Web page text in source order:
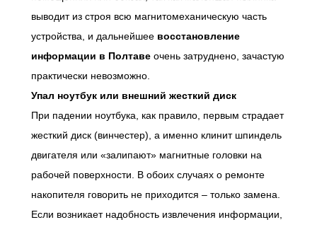
выводит из строя всю магнитомеханическую часть
устройства, и дальнейшее восстановление
информации в Полтаве очень затруднено, зачастую
практически невозможно.
Упал ноутбук или внешний жесткий диск
При падении ноутбука, как правило, первым страдает
жесткий диск (винчестер), а именно клинит шпиндель
двигателя или «залипают» магнитные головки на
рабочей поверхности. В обоих случаях о ремонте
накопителя говорить не приходится – только замена.
Если возникает надобность извлечения информации,